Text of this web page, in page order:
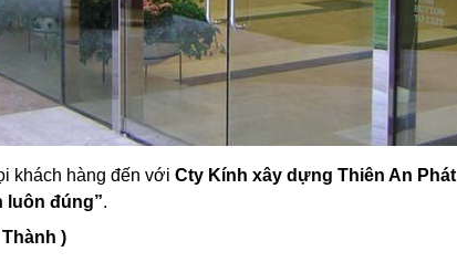
khách hàng đến với Cty Kính xây dựng Thiên An Phát
luôn đúng”.
Thành )